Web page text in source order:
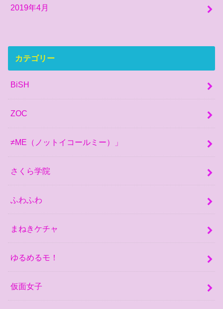
2019年4月
カテゴリー
BiSH
ZOC
≠ME（ノットイコールミー）」
さくら学院
ふわふわ
まねきケチャ
ゆるめるモ！
仮面女子